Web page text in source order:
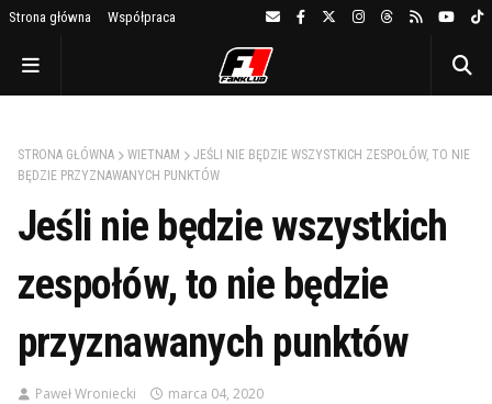
Strona główna Współpraca
STRONA GŁÓWNA WIETNAM
JEŚLI NIE BĘDZIE WSZYSTKICH ZESPOŁÓW, TO NIE
BĘDZIE PRZYZNAWANYCH PUNKTÓW
Jeśli nie będzie wszystkich
zespołów, to nie będzie
przyznawanych punktów
Paweł Wroniecki marca 04, 2020